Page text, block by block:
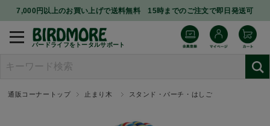
7,000円以上のお買い上げで送料無料 15時までのご注文で即日発送可
バードライフをトータルサポート
通販コーナートップ 止まり木 スタンド・パーチ・はしご